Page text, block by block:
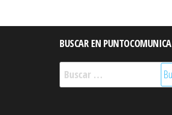
BUSCAR EN PUNTOCOMUNICA
Buscar: